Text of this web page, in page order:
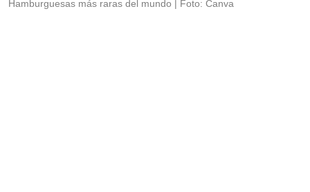
Hamburguesas más raras del mundo Foto: Canva